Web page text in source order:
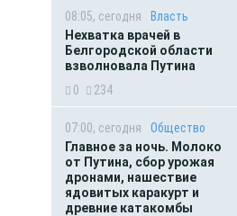
08:05, сегодня
Власть
Нехватка врачей в
Белгородской области
взволновала Путина
0
234
07:00, сегодня
Общество
Главное за ночь. Молоко
от Путина, сбор урожая
дронами, нашествие
ядовитых каракурт и
древние катакомбы